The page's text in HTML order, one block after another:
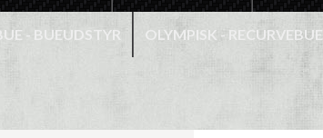
- BUEUDSTYR OLYMPISK -